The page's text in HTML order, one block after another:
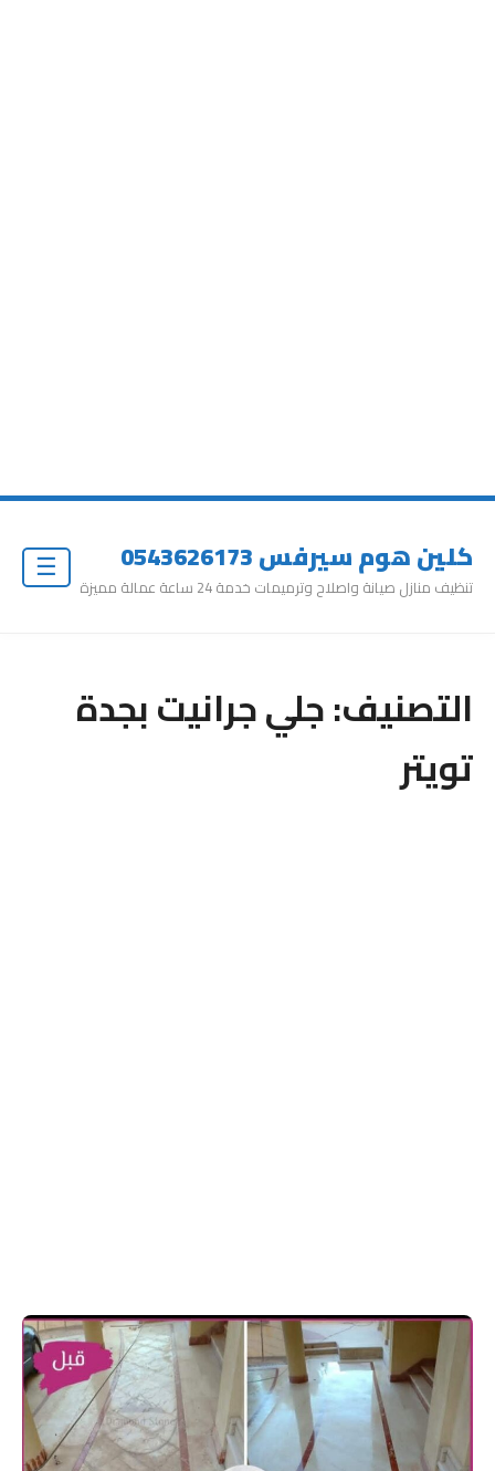
كلين هوم سيرفس 0543626173
تنظيف منازل صيانة واصلاح وترميمات خدمة 24 ساعة عمالة مميزة
التصنيف:جلي جرانيت بجدة
تويتر